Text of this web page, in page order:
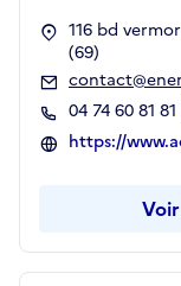
116 bd
(69)
04 74 60 81 81
https://